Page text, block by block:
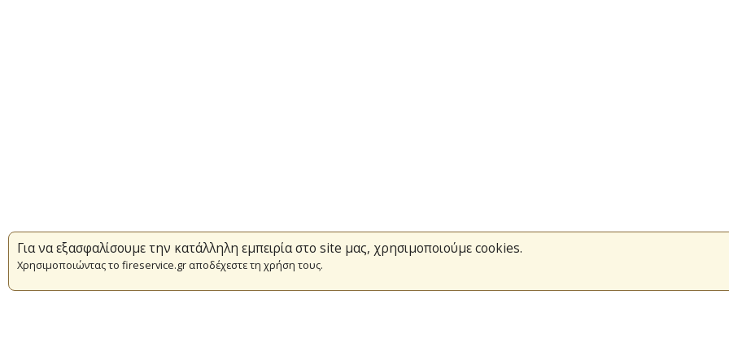
Για να εξασφαλίσουμε την κατάλληλη εμπειρία στο site μας, χρησιμοποιούμε cookies.
Χρησιμοποιώντας το fireservice.gr αποδέχεστε τη χρήση τους.